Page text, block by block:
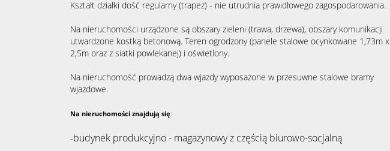
Kształt działki dość regularny (trapez) - nie utrudnia prawidłowego zagospodarowania.
Na nieruchomości urządzone są obszary zieleni (trawa, drzewa), obszary komunikacji
utwardzone kostką betonową. Teren ogrodzony (panele stalowe ocynkowane 1,73m x
2,5m oraz z siatki powlekanej) i oświetlony.
Na nieruchomość prowadzą dwa wjazdy wyposażone w przesuwne stalowe bramy
wjazdowe.
Na nieruchomości znajdują się:
-budynek produkcyjno - magazynowy z częścią biurowo-socjalną